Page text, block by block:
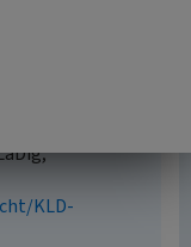
sind.
KLD-